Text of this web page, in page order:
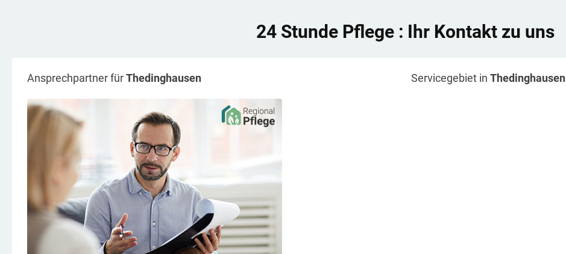
24 Stunde Pflege : Ihr Kontakt zu uns
Ansprechpartner fürThedinghausen Servicegebiet in Thedinghausen